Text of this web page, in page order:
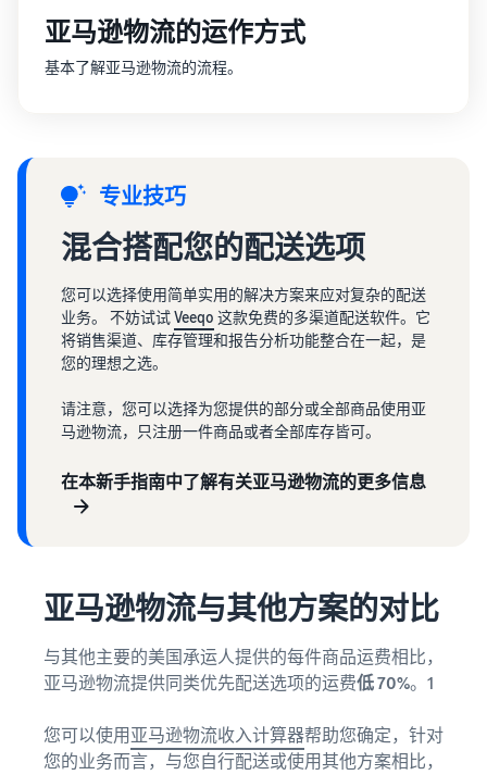
亚马逊物流的运作方式
基本了解亚马逊物流的流程。
专业技巧
混合搭配您的配送选项
您可以选择使用简单实用的解决方案来应对复杂的配送
业务。 不妨试试Veeqo 这款免费的多渠道配送软件。它
将销售渠道、库存管理和报告分析功能整合在一起，是
您的理想之选。
请注意，您可以选择为您提供的部分或全部商品使用亚
马逊物流，只注册一件商品或者全部库存皆可。
在本新手指南中了解有关亚马逊物流的更多信息
亚马逊物流与其他方案的对比
与其他主要的美国承运人提供的每件商品运费相比，
亚马逊物流提供同类优先配送选项的运费低 70%。1
您可以使用 亚马逊物流收入计算器帮助您确定，针对
您的业务而言，与您自行配送或使用其他方案相比，